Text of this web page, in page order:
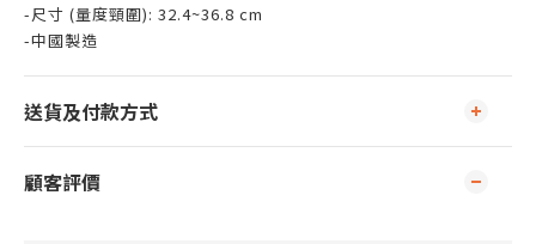
-尺寸 (量度頸圍): 32.4~36.8 cm
-中國製造
送貨及付款方式
顧客評價